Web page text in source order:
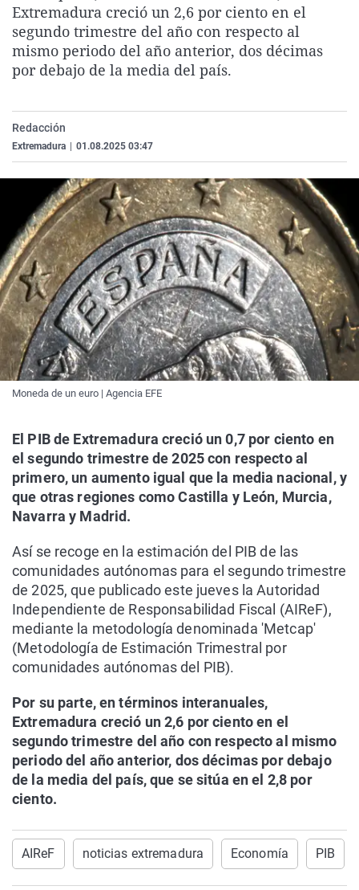
La rosa de los vientos
Gente viajera
Caso
Retornados
Extremadura
Galicia
Virales
Televisión
Extremadura creció un 2,6 por ciento en el
segundo trimestre del año con respecto al
mismo periodo del año anterior, dos décimas
por debajo de la media del país.
Redacción
Extremadura 01.08.2025 03:47
Moneda de un euro | Agencia EFE
El PIB de Extremadura creció un 0,7 por ciento en
el segundo trimestre de 2025 con respecto al
primero, un aumento igual que la media nacional, y
que otras regiones como Castilla y León, Murcia,
Navarra y Madrid.
Así se recoge en la estimación del PIB de las
comunidades autónomas para el segundo trimestre
de 2025, que publicado este jueves la Autoridad
Independiente de Responsabilidad Fiscal (AIReF),
mediante la metodología denominada 'Metcap'
(Metodología de Estimación Trimestral por
comunidades autónomas del PIB).
Por su parte, en términos interanuales,
Extremadura creció un 2,6 por ciento en el
segundo trimestre del año con respecto al mismo
periodo del año anterior, dos décimas por debajo
de la media del país, que se sitúa en el 2,8 por
ciento.
AIReF noticias extremadura Economía PIB